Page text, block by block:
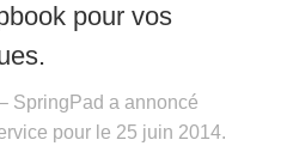
pour vos
SpringPad a annoncé
pour le 25 juin 2014.